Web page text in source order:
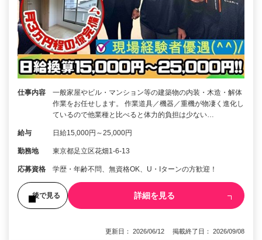
仕事内容
一般家屋やビル・マンション等の建築物の内装・木造・解体
作業をお任せします。 作業道具／機器／重機が物凄く進化し
ているので他業種と比べると体力的負担は少ない…
給与 日給15,000円～25,000円
勤務地 東京都足立区花畑1-6-13
応募資格 学歴・年齢不問、無資格OK、U・Iターンの方歓迎！
後で見る 詳細を見る
更新日： 2026/06/12 掲載終了日： 2026/09/08